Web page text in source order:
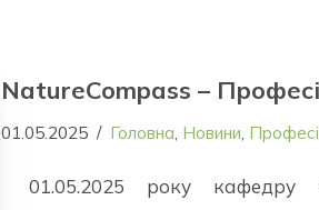
NatureCompass –
01.05.2025 Головна Новини
01.05.2025 року кафедру